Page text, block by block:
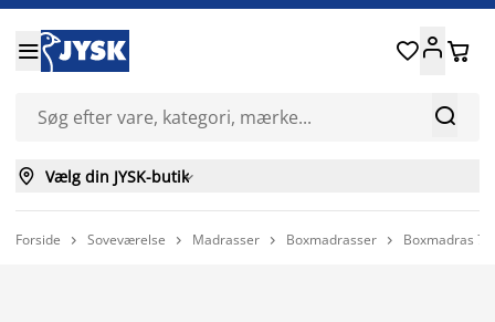


 
 Vælg din JYSK-butik
Forside  Soveværelse  Madrasser  Boxmadrasser  Boxmadras